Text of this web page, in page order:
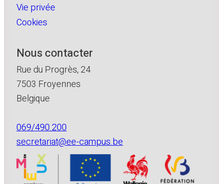
Vie privée
Cookies
Nous contacter
Rue du Progrès, 24
7503 Froyennes
Belgique
069/490.200
secretariat@ee-campus.be